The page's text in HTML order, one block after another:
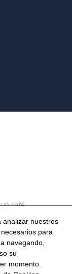
café.
analizar nuestros
para
navegando,
su
momento.